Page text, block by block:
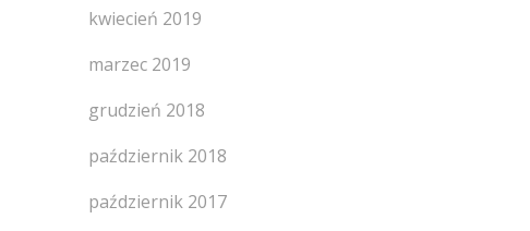
kwiecień 2019
marzec 2019
grudzień 2018
październik 2018
październik 2017